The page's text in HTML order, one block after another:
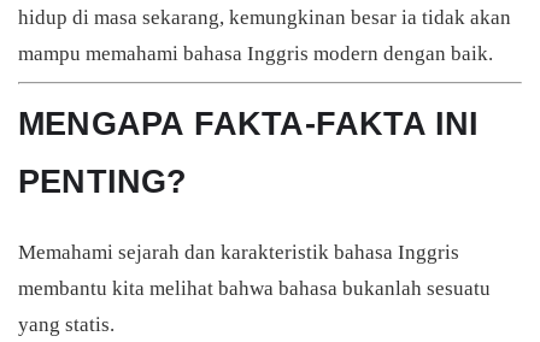
hidup di masa sekarang, kemungkinan besar ia tidak akan
mampu memahami bahasa Inggris modern dengan baik.
MENGAPA FAKTA-FAKTA INI
PENTING?
Memahami sejarah dan karakteristik bahasa Inggris
membantu kita melihat bahwa bahasa bukanlah sesuatu
yang statis.